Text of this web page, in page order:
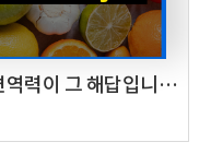
력이 그 해답입니다
of COVID-19,